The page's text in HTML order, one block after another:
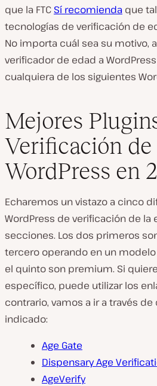
que la FTC Sí recomienda que
tecnologías de verificación de
No importa cuál sea su motivo,
verificador de edad a
cualquiera de los siguientes
Mejores
Verificación de
WordPress en
Echaremos un vistazo a cinco
WordPress de verificación de la
secciones. Los dos primeros
tercero operando en un
el quinto son premium. Si
específico, puede utilizar los
contrario, vamos a ir a través
indicado:
Age Gate
Dispensary Age
AgeVerify